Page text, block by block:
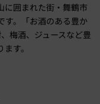
に囲まれた街・舞鶴市
す。「お酒のある豊か
梅酒、ジュースなど豊
す。